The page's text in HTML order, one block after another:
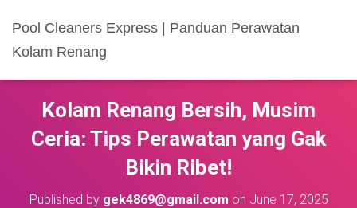
Pool Cleaners Express | Panduan Perawatan
Kolam Renang
Kolam Renang Bersih, Musim
Ceria: Tips Perawatan yang Gak
Bikin Ribet!
Published by gek4869@gmail.com on June 17, 2025